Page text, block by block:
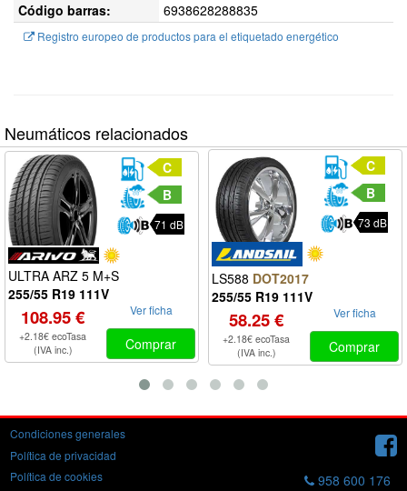
Código barras:
6938628288835
Registro europeo de productos para el etiquetado energético
Neumáticos relacionados
C
B
71 dB
ULTRA ARZ 5 M+S
255/55 R19 111V
108.95 €
+2.18€ ecoTasa
(IVA inc.)
Ver ficha
Comprar
C
B
73 dB
LS588 DOT2017
255/55 R19 111V
58.25 €
+2.18€ ecoTasa
(IVA inc.)
Ver ficha
Comprar
Condiciones generales
Política de privacidad
Política de cookies
958 600 176